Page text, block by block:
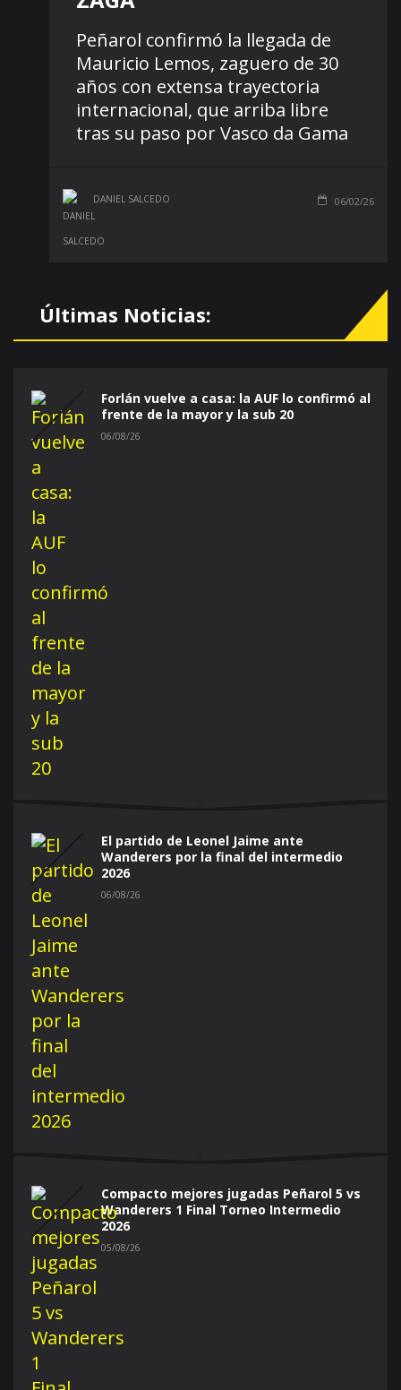
Peñarol confirmó la llegada de
Mauricio Lemos, zaguero de 30
años con extensa trayectoria
internacional, que arriba libre
tras su paso por Vasco da Gama
DANIEL SALCEDO 06/02/26
Últimas Noticias:
Forlán vuelve a casa: la AUF lo confirmó al
frente de la mayor y la sub 20
06/08/26
El partido de Leonel Jaime ante
Wanderers por la final del intermedio
2026
06/08/26
Compacto mejores jugadas Peñarol 5 vs
Wanderers 1 Final Torneo Intermedio
2026
05/08/26